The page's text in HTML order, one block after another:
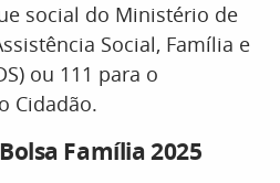
social do Ministério de
Social, Família e
ou 111 para o
Cidadão.
Família 2025